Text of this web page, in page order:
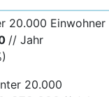
20.000 Einwohner
// Jahr
20.000